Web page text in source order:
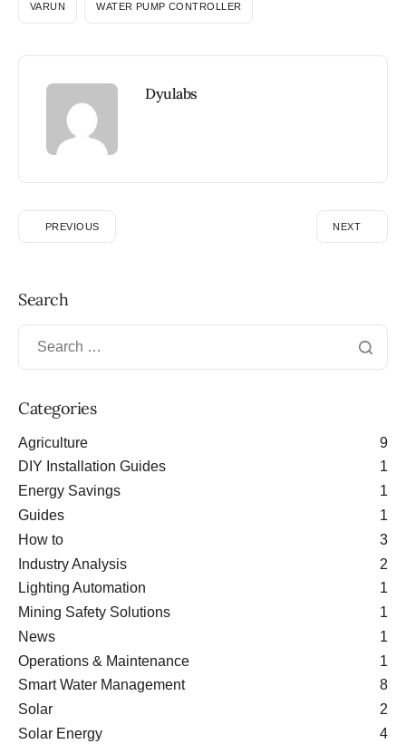
VARUN WATER PUMP CONTROLLER
Dyulabs
PREVIOUS NEXT
Search
Categories
Agriculture
9
DIY Installation Guides
1
Energy Savings
1
Guides
1
How to
3
Industry Analysis
2
Lighting Automation
1
Mining Safety Solutions
1
News
1
Operations & Maintenance
1
Smart Water Management
8
Solar
2
Solar Energy
4